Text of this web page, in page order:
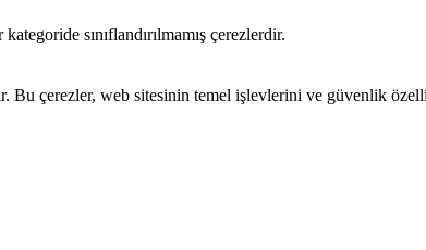
sınıflandırılmamış çerezlerdir.
Bu çerezler, web sitesinin temel işlevlerini ve güvenlik